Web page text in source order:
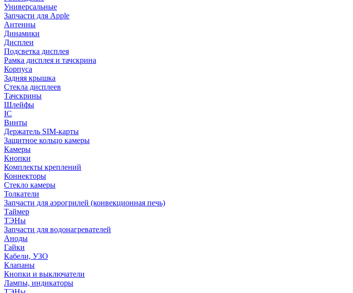
Универсальные
Запчасти для Apple
Антенны
Динамики
Дисплеи
Подсветка дисплея
Рамка дисплея и тачскрина
Корпуса
Задняя крышка
Стекла дисплеев
Тачскрины
Шлейфы
IC
Винты
Держатель SIM-карты
Защитное кольцо камеры
Камеры
Кнопки
Комплекты креплений
Коннекторы
Стекло камеры
Толкатели
Запчасти для аэрогрилей (конвекционная печь)
Таймер
ТЭНы
Запчасти для водонагревателей
Аноды
Гайки
Кабели, УЗО
Клапаны
Кнопки и выключатели
Лампы, индикаторы